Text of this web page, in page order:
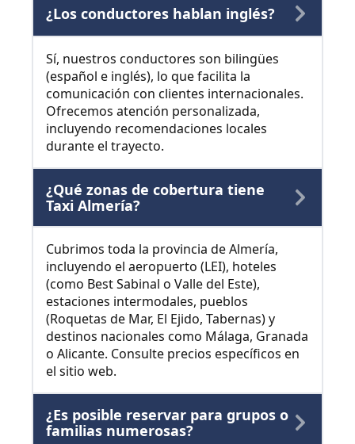
¿Los conductores hablan inglés?
Sí, nuestros conductores son bilingües
(español e inglés), lo que facilita la
comunicación con clientes internacionales.
Ofrecemos atención personalizada,
incluyendo recomendaciones locales
durante el trayecto.
¿Qué zonas de cobertura tiene
Taxi Almería?
Cubrimos toda la provincia de Almería,
incluyendo el aeropuerto (LEI), hoteles
(como Best Sabinal o Valle del Este),
estaciones intermodales, pueblos
(Roquetas de Mar, El Ejido, Tabernas) y
destinos nacionales como Málaga, Granada
o Alicante. Consulte precios específicos en
el sitio web.
¿Es posible reservar para grupos o
familias numerosas?